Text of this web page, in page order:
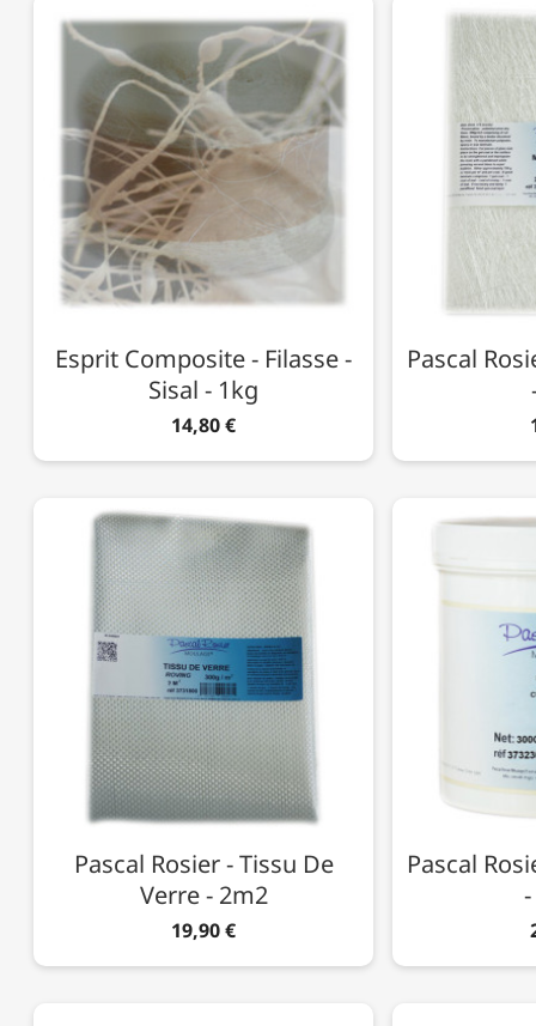
Esprit Composite - Filasse -
Sisal - 1kg
14,80 €
Pascal
Pascal Rosier - Tissu De
Verre - 2m2
19,90 €
Pascal